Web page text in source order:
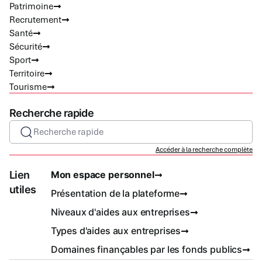
Patrimoine
Recrutement
Santé
Sécurité
Sport
Territoire
Tourisme
Recherche rapide
Recherche rapide
Accéder à la recherche complète
Lien
utiles
Mon espace personnel
Présentation de la plateforme
Niveaux d'aides aux entreprises
Types d'aides aux entreprises
Domaines finançables par les fonds publics